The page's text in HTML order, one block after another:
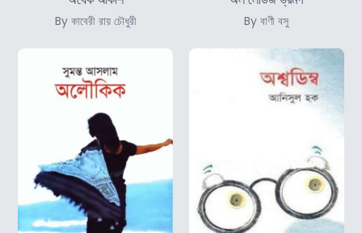
By কাবেরী রায় চৌধুরী By বাণী বসু